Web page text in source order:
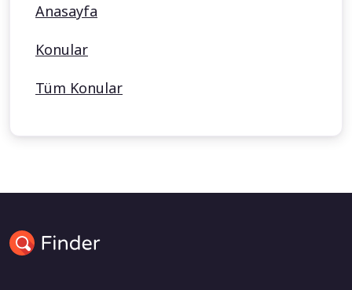
Anasayfa
Konular
Tüm Konular